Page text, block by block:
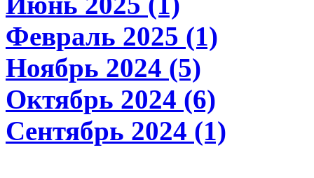
Февраль 2025 (1)
Ноябрь 2024 (5)
Октябрь 2024 (6)
Сентябрь 2024 (1)